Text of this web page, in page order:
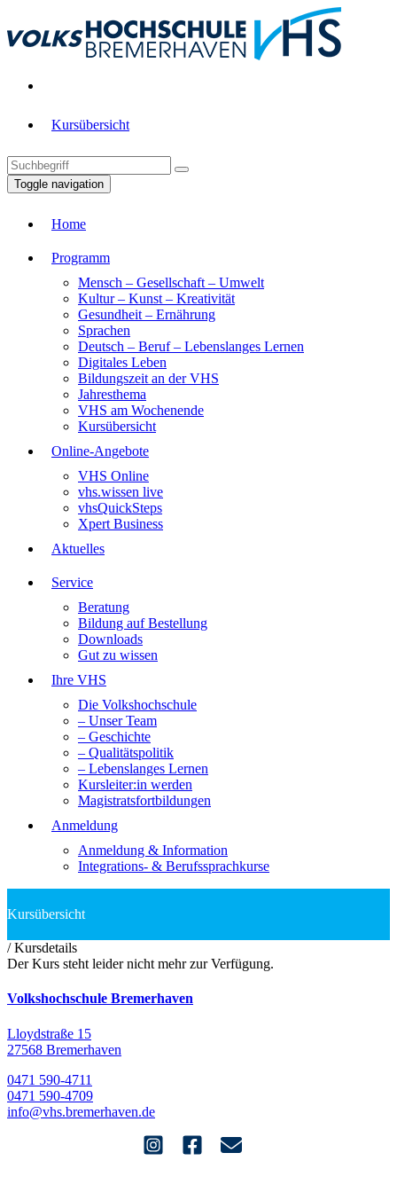
Kursübersicht
Toggle navigation
Home
Programm
Mensch – Gesellschaft – Umwelt
Kultur – Kunst – Kreativität
Gesundheit – Ernährung
Sprachen
Deutsch – Beruf – Lebenslanges Lernen
Digitales Leben
Bildungszeit an der VHS
Jahresthema
VHS am Wochenende
Kursübersicht
Online-Angebote
VHS Online
vhs.wissen live
vhsQuickSteps
Xpert Business
Aktuelles
Service
Beratung
Bildung auf Bestellung
Downloads
Gut zu wissen
Ihre VHS
Die Volkshochschule
– Unser Team
– Geschichte
– Qualitätspolitik
– Lebenslanges Lernen
Kursleiter:in werden
Magistratsfortbildungen
Anmeldung
Anmeldung & Information
Integrations- & Berufssprachkurse
/Kursdetails
Der Kurs steht leider nicht mehr zur Verfügung.
Volkshochschule Bremerhaven
Lloydstraße 15
27568 Bremerhaven
0471 590-4711
0471 590-4709
info@vhs.bremerhaven.de